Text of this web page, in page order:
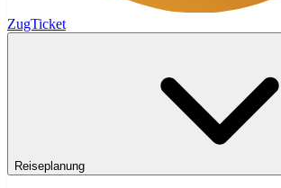
ZugTicket
Reiseplanung